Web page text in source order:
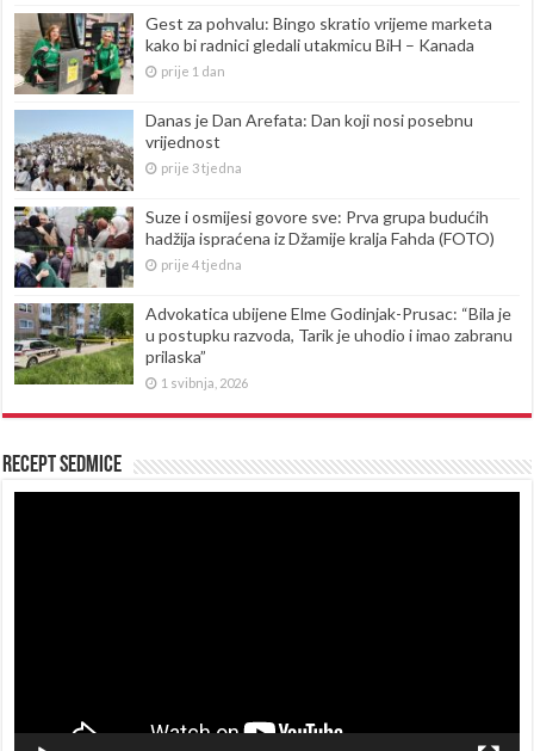
Gest za pohvalu: Bingo skratio vrijeme marketa
kako bi radnici gledali utakmicu BiH – Kanada
prije 1 dan
Danas je Dan Arefata: Dan koji nosi posebnu
vrijednost
prije 3 tjedna
Suze i osmijesi govore sve: Prva grupa budućih
hadžija ispraćena iz Džamije kralja Fahda (FOTO)
prije 4 tjedna
Advokatica ubijene Elme Godinjak-Prusac: “Bila je
u postupku razvoda, Tarik je uhodio i imao zabranu
prilaska”
1 svibnja, 2026
Recept sedmice